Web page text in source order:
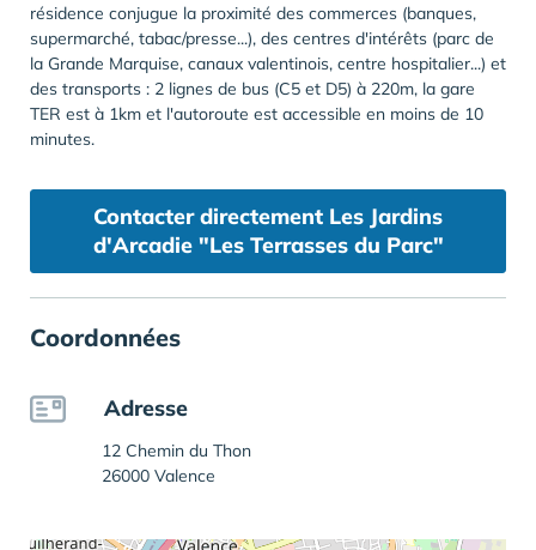
résidence conjugue la proximité des commerces (banques,
supermarché, tabac/presse...), des centres d'intérêts (parc de
la Grande Marquise, canaux valentinois, centre hospitalier...) et
des transports : 2 lignes de bus (C5 et D5) à 220m, la gare
TER est à 1km et l'autoroute est accessible en moins de 10
minutes.
Contacter directement Les Jardins
d'Arcadie "Les Terrasses du Parc"
Coordonnées
Adresse
12 Chemin du Thon
26000 Valence